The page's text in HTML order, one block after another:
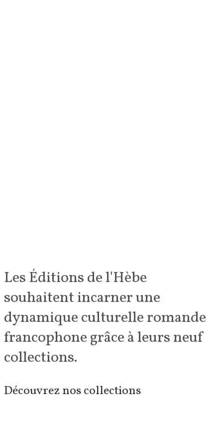
Les Éditions de l'Hèbe
souhaitent incarner une
dynamique culturelle romande
francophone grâce à leurs neuf
collections.
Découvrez nos collections